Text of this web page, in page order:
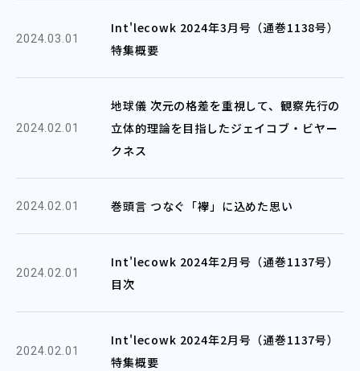
2024.03.01
Int'lecowk 2024年3月号（通巻1138号）
特集概要
2024.02.01
地球儀 次元の格差を重視して、観察先行の
立体的理論を目指したジェイコブ・ビヤー
クネス
2024.02.01 巻頭言 つなぐ「襷」に込めた思い
2024.02.01
Int'lecowk 2024年2月号（通巻1137号）
目次
2024.02.01
Int'lecowk 2024年2月号（通巻1137号）
特集概要